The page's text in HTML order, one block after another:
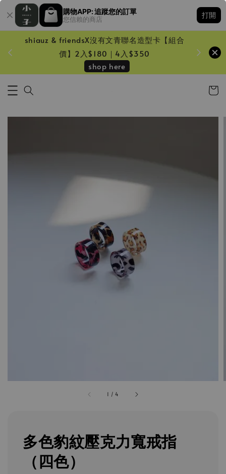
購物APP: 追蹤您的訂單
您信賴的商店
打開
shiauz & friendsX沒有文青聯名造型卡【組合
價】2入$180｜4入$350
shop here
1 /4
多色豹紋壓克力寬戒指
（四色）